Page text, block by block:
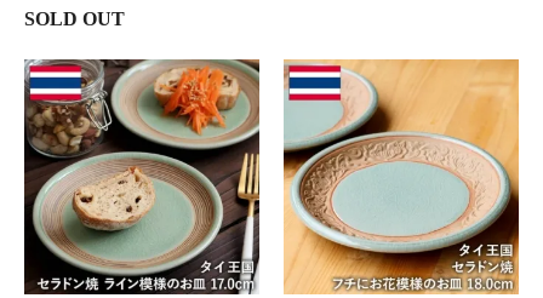
SOLD OUT